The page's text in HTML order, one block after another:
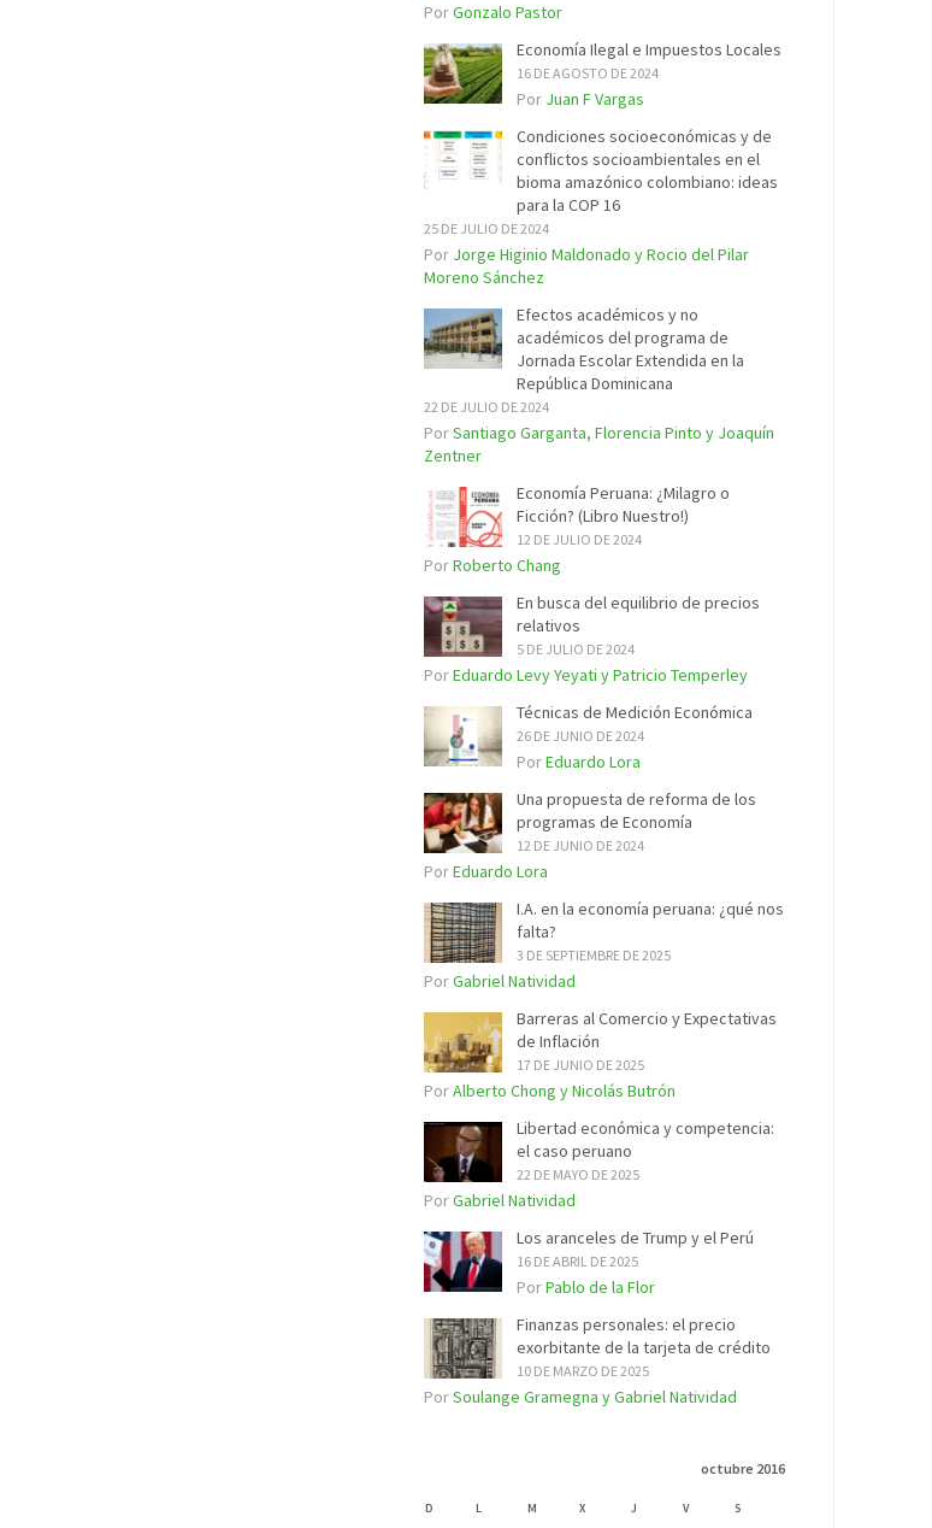
PorGonzalo Pastor
Economía Ilegal e Impuestos Locales
16 DE AGOSTO DE 2024
Por Juan F Vargas
Condiciones socioeconómicas y de
conflictos socioambientales en el
bioma amazónico colombiano: ideas
para la COP 16
25 DE JULIO DE 2024
Por Jorge Higinio Maldonado y Rocio del Pilar
Moreno Sánchez
Efectos académicos y no
académicos del programa de
Jornada Escolar Extendida en la
República Dominicana
22 DE JULIO DE 2024
PorSantiago Garganta, Florencia Pinto y Joaquín
Zentner
Economía Peruana: ¿Milagro o
Ficción? (Libro Nuestro!)
12 DE JULIO DE 2024
PorRoberto Chang
En busca del equilibrio de precios
relativos
5 DE JULIO DE 2024
PorEduardo Levy Yeyati y Patricio Temperley
Técnicas de Medición Económica
26 DE JUNIO DE 2024
PorEduardo Lora
Una propuesta de reforma de los
programas de Economía
12 DE JUNIO DE 2024
PorEduardo Lora
I.A. en la economía peruana: ¿qué nos
falta?
3 DE SEPTIEMBRE DE 2025
PorGabriel Natividad
Barreras al Comercio y Expectativas
de Inflación
17 DE JUNIO DE 2025
PorAlberto Chong y Nicolás Butrón
Libertad económica y competencia:
el caso peruano
22 DE MAYO DE 2025
PorGabriel Natividad
Los aranceles de Trump y el Perú
16 DE ABRIL DE 2025
PorPablo de la Flor
Finanzas personales: el precio
exorbitante de la tarjeta de crédito
10 DE MARZO DE 2025
PorSoulange Gramegna y Gabriel Natividad
octubre 2016
D L M X J V S